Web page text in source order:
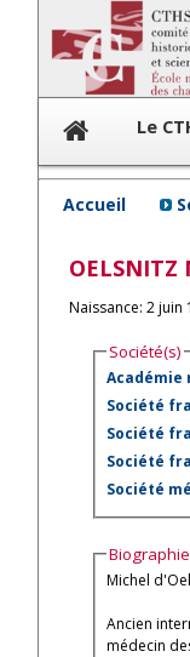
Le
Accueil
OELSNITZ
Naissance: 2 juin
Société(s)
Académie
Société
Société
Société
Société
Biographie
Michel
Ancien
médecin